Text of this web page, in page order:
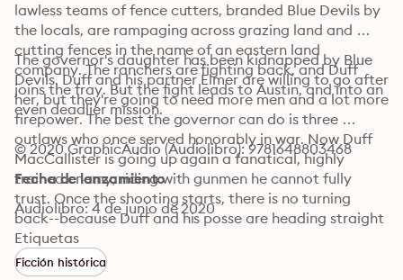
lawless teams of fence cutters, branded Blue Devils by
the locals, are rampaging across grazing land and
cutting fences in the name of an eastern land
company. The ranchers are fighting back, and Duff
joins the fray. But the fight leads to Austin, and into an
even deadlier mission.
The governor's daughter has been kidnapped by Blue
Devils. Duff and his partner Elmer are willing to go after
her, but they're going to need more men and a lot more
firepower. The best the governor can do is three
outlaws who once served honorably in war. Now Duff
MacCallister is going up again a fanatical, highly
trained enemy, riding with gunmen he cannot fully
trust. Once the shooting starts, there is no turning
back--because Duff and his posse are heading straight
into the bloody depths of hell.
© 2020 GraphicAudio (Audiolibro): 9781648803468
Fecha de lanzamiento
Audiolibro: 4 de junio de 2020
Etiquetas
Ficción histórica